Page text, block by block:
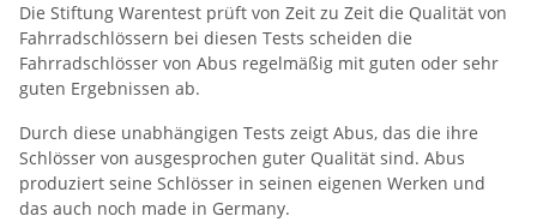
Die Stiftung Warentest prüft von Zeit zu Zeit die Qualität von
Fahrradschlössern bei diesen Tests scheiden die
Fahrradschlösser von Abus regelmäßig mit guten oder sehr
guten Ergebnissen ab.
Durch diese unabhängigen Tests zeigt Abus, das die ihre
Schlösser von ausgesprochen guter Qualität sind. Abus
produziert seine Schlösser in seinen eigenen Werken und
das auch noch made in Germany.